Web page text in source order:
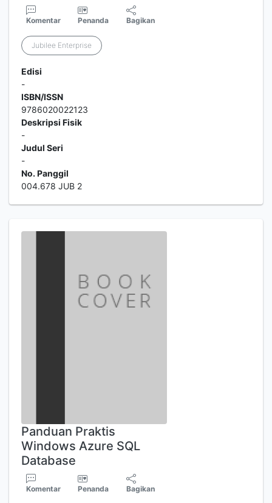
Komentar Penanda Bagikan
Jubilee Enterprise
Edisi
-
ISBN/ISSN
9786020022123
Deskripsi Fisik
-
Judul Seri
-
No. Panggil
004.678 JUB 2
Panduan Praktis
Windows Azure SQL
Database
Komentar Penanda Bagikan